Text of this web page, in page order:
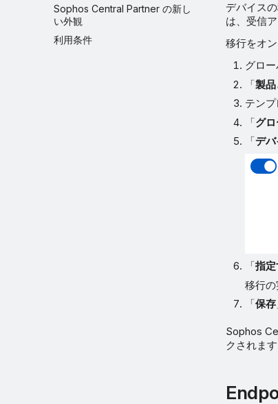
Sophos Central Partner の新し
い外観
利用条件
デバイス
は、受信
移行をオ
グロ
「製
テンプ
「グ
「デ
「指
移行
「保存
Sophos
クされます